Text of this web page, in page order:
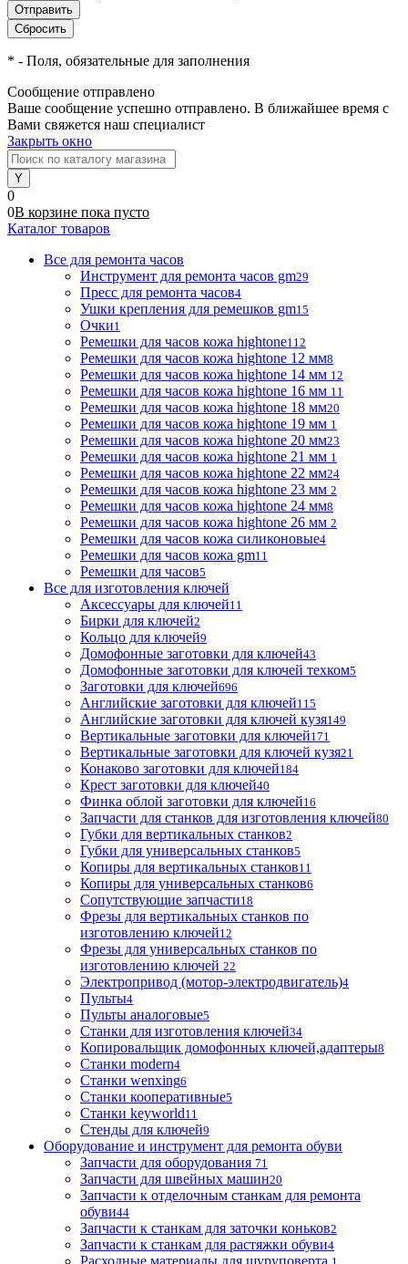
* - Поля, обязательные для заполнения
Сообщение отправлено
Ваше сообщение успешно отправлено. В ближайшее время с
Вами свяжется наш специалист
Закрыть окно
0
0В корзине пока пусто
Каталог товаров
Все для ремонта часов
Инструмент для ремонта часов gm29
Пресс для ремонта часов4
Ушки крепления для ремешков gm15
Очки1
Ремешки для часов кожа hightone112
Ремешки для часов кожа hightone 12 мм8
Ремешки для часов кожа hightone 14 мм 12
Ремешки для часов кожа hightone 16 мм 11
Ремешки для часов кожа hightone 18 мм20
Ремешки для часов кожа hightone 19 мм 1
Ремешки для часов кожа hightone 20 мм23
Ремешки для часов кожа hightone 21 мм 1
Ремешки для часов кожа hightone 22 мм24
Ремешки для часов кожа hightone 23 мм 2
Ремешки для часов кожа hightone 24 мм8
Ремешки для часов кожа hightone 26 мм 2
Ремешки для часов кожа силиконовые4
Ремешки для часов кожа gm11
Ремешки для часов5
Все для изготовления ключей
Аксессуары для ключей11
Бирки для ключей2
Кольцо для ключей9
Домофонные заготовки для ключей43
Домофонные заготовки для ключей техком5
Заготовки для ключей696
Английские заготовки для ключей115
Английские заготовки для ключей кузя149
Вертикальные заготовки для ключей171
Вертикальные заготовки для ключей кузя21
Конаково заготовки для ключей184
Крест заготовки для ключей40
Финка облой заготовки для ключей16
Запчасти для станков для изготовления ключей80
Губки для вертикальных станков2
Губки для универсальных станков5
Копиры для вертикальных станков11
Копиры для универсальных станков6
Сопутствующие запчасти18
Фрезы для вертикальных станков по
изготовлению ключей12
Фрезы для универсальных станков по
изготовлению ключей 22
Электропривод (мотор-электродвигатель)4
Пульты4
Пульты аналоговые5
Станки для изготовления ключей34
Копировальщик домофонных ключей,адаптеры8
Станки modern4
Станки wenxing6
Станки кооперативные5
Станки keyworld11
Стенды для ключей9
Оборудование и инструмент для ремонта обуви
Запчасти для оборудования 71
Запчасти для швейных машин20
Запчасти к отделочным станкам для ремонта
обуви44
Запчасти к станкам для заточки коньков2
Запчасти к станкам для растяжки обуви4
Расходные материалы для шуруповерта